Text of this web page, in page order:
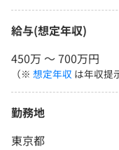
給与(想定年収)
450万 〜 700万円
（※ 想定年収 は年収提
勤務地
東京都